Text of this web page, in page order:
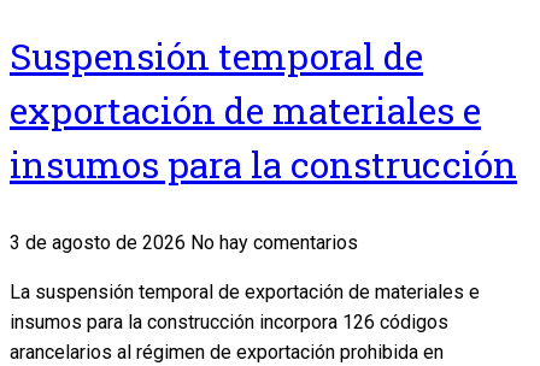
Suspensión temporal de
exportación de materiales e
insumos para la construcción
3 de agosto de 2026 No hay comentarios
La suspensión temporal de exportación de materiales e
insumos para la construcción incorpora 126 códigos
arancelarios al régimen de exportación prohibida en